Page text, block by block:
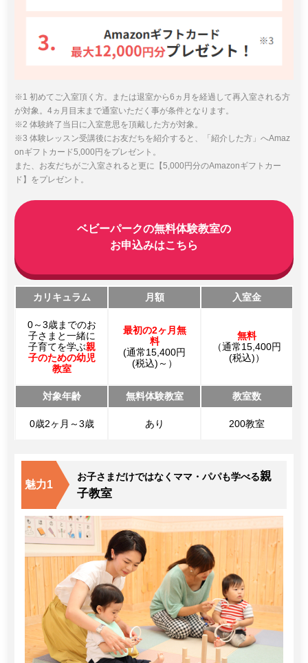
※1 初めてご入室頂く方。または退室から6ヵ月を経過して再入室される方
が対象。4ヵ月目末まで通室いただく事が条件となります。
※2 体験終了当日に入室意思を頂戴した方が対象。
※3 体験レッスン受講後にお友だちを紹介すると、「紹介した方」へAmaz
onギフトカード5,000円をプレゼント。
また、お友だちがご入室されると更に【5,000円分のAmazonギフトカー
ド】をプレゼント。
ベビーパークの無料体験教室の
お申込みはこちら
カリキュラム 月額 入室金
0～3歳までのお
子さまと一緒に
子育てを学ぶ親
子のための幼児
教室
最初の2ヶ月無
料
(通常15,400円
(税込)～）
無料
（通常15,400円
(税込)）
対象年齢 無料体験教室 教室数
0歳2ヶ月～3歳 あり 200教室
魅力1
お子さまだけではなくママ・パパも学べる親
子教室